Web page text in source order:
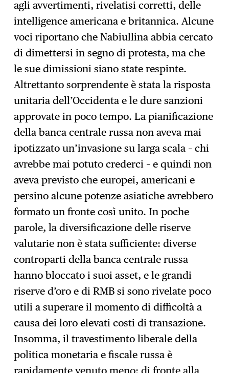
agli avvertimenti, rivelatisi corretti, delle
intelligence americana e britannica. Alcune
voci riportano che Nabiullina abbia cercato
di dimettersi in segno di protesta, ma che
le sue dimissioni siano state respinte.
Altrettanto sorprendente è stata la risposta
unitaria dell’Occidenta e le dure sanzioni
approvate in poco tempo. La pianificazione
della banca centrale russa non aveva mai
ipotizzato un’invasione su larga scala – chi
avrebbe mai potuto crederci – e quindi non
aveva previsto che europei, americani e
persino alcune potenze asiatiche avrebbero
formato un fronte così unito. In poche
parole, la diversificazione delle riserve
valutarie non è stata sufficiente: diverse
controparti della banca centrale russa
hanno bloccato i suoi asset, e le grandi
riserve d’oro e di RMB si sono rivelate poco
utili a superare il momento di difficoltà a
causa dei loro elevati costi di transazione.
Insomma, il travestimento liberale della
politica monetaria e fiscale russa è
rapidamente venuto meno: di fronte alla